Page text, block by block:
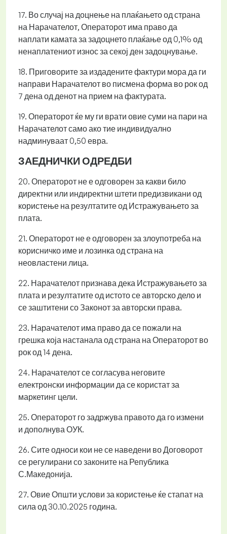
17. Во случај на доцнење на плаќањето од страна
на Нарачателот, Операторот има право да
наплати камата за задоцнето плаќање од 0,1% од
ненаплатениот износ за секој ден задоцнување.
18. Приговорите за издадените фактури мора да ги
направи Нарачателот во писмена форма во рок од
7 дена од денот на прием на фактурата.
19. Операторот ќе му ги врати овие суми на пари на
Нарачателот само ако тие индивидуално
надминуваат 0,50 евра.
ЗАЕДНИЧКИ ОДРЕДБИ
20. Операторот не е одговорен за какви било
директни или индиректни штети предизвикани од
користење на резултатите од Истражувањето за
плата.
21. Операторот не е одговорен за злоупотреба на
корисничко име и лозинка од страна на
неовластени лица.
22. Нарачателот признава дека Истражувањето за
плата и резултатите од истото се авторско дело и
се заштитени со Законот за авторски права.
23. Нарачателот има право да се пожали на
грешка која настанала од страна на Операторот во
рок од 14 дена.
24. Нарачателот се согласува неговите
електронски информации да се користат за
маркетинг цели.
25. Операторот го задржува правото да го измени
и дополнува ОУК.
26. Сите односи кои не се наведени во Договорот
се регулирани со законите на Република
С.Македонија.
27. Овие Општи услови за користење ќе стапат на
сила од 30.10.2025 година.